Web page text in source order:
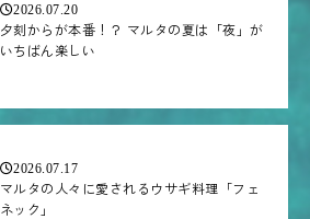
2026.07.20
夕刻からが本番！？ マルタの夏は「夜」が
いちばん楽しい
2026.07.17
マルタの人々に愛されるウサギ料理「フェ
ネック」